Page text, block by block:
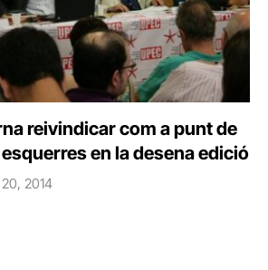
reivindicar com a punt de
en la desena edició
2014